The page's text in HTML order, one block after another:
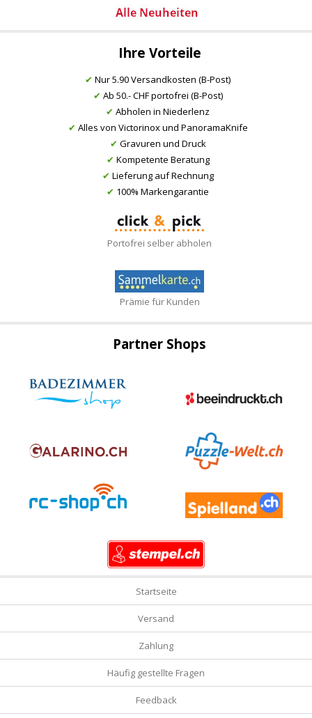
Ihre Vorteile
✔ Nur 5.90 Versandkosten (B-Post)
✔ Ab 50.- CHF portofrei (B-Post)
✔ Abholen in Niederlenz
✔ Alles von Victorinox und PanoramaKnife
✔ Gravuren und Druck
✔ Kompetente Beratung
✔ Lieferung auf Rechnung
✔ 100% Markengarantie
Portofrei selber abholen
Prämie für Kunden
Partner Shops
Startseite
Versand
Zahlung
Häufig gestellte Fragen
Feedback